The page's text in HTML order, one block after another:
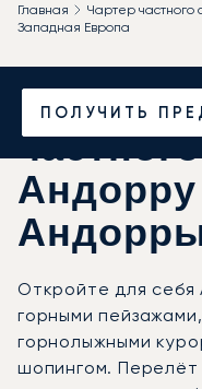
ПОЛУЧИТЬ
Главная Чартер частного
Западная Европа
Андорру
Откройте для себя
горными
горнолыжными
шопингом.